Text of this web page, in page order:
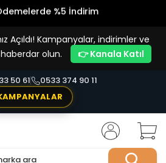
%5 İndirim
Açıldı! Kampanyalar, indirimler ve
olun.
👉 Kanala Katıl
50 61
0533 374 90 11